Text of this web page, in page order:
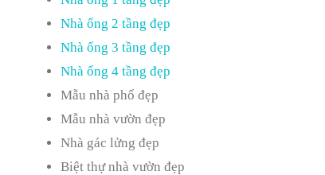
Nhà ống 2 tầng đẹp
Nhà ống 3 tầng đẹp
Nhà ống 4 tầng đẹp
Mẫu nhà phố đẹp
Mẫu nhà vườn đẹp
Nhà gác lửng đẹp
Biệt thự nhà vườn đẹp